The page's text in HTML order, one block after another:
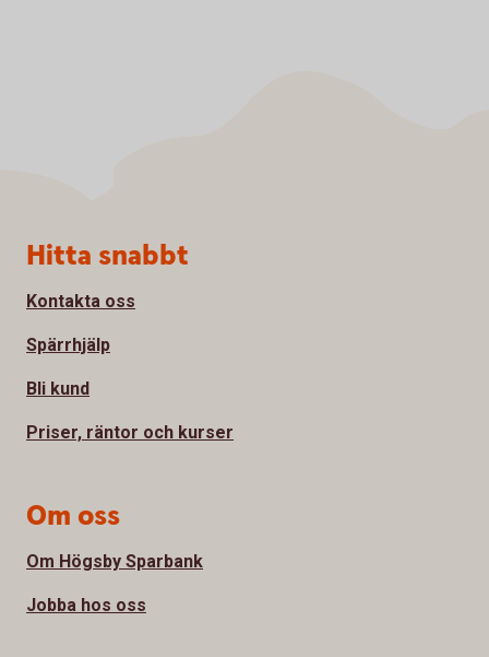
Sidfot
Hitta snabbt
Kontakta oss
Spärrhjälp
Bli kund
Priser, räntor och kurser
Om oss
Om Högsby Sparbank
Jobba hos oss